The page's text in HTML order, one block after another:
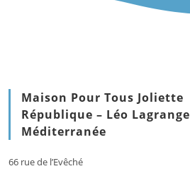
Maison Pour Tous Joliette
République – Léo Lagrange
Méditerranée
66 rue de l’Evêché